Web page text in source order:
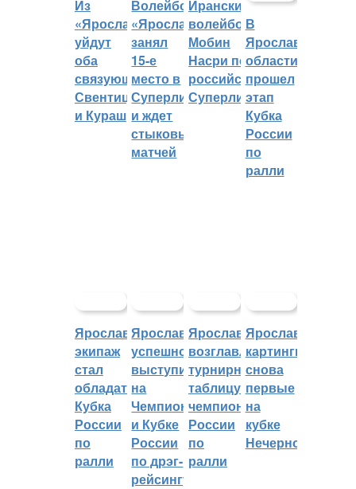
Из
«Ярославича»
уйдут
оба
связующих:
Свентицкис
и Кураш
Волейбольный
«Ярославич»
занял
15-е
место в
Суперлиге
и ждет
стыковых
матчей
Иранский
волейболист
Мобин
Насри покинет
российскую
Суперлигу
В
Ярославской
области
прошел
этап
Кубка
России
по
ралли
Ярославский
экипаж
стал
обладателем
Кубка
России
по
ралли
Ярославцы
успешно
выступили
на
Чемпионате
и Кубке
России
по дрэг-
рейсингу
Ярославцы
возглавляют
турнирную
таблицу
чемпионата
России
по
ралли
Ярославские
картингисты
снова
первые
на
кубке
Нечерноземья